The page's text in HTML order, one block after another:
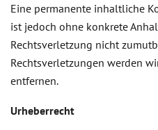
Eine permanente inhaltliche
ist jedoch ohne konkrete
Rechtsverletzung nicht
Rechtsverletzungen werden
entfernen.
Urheberrecht